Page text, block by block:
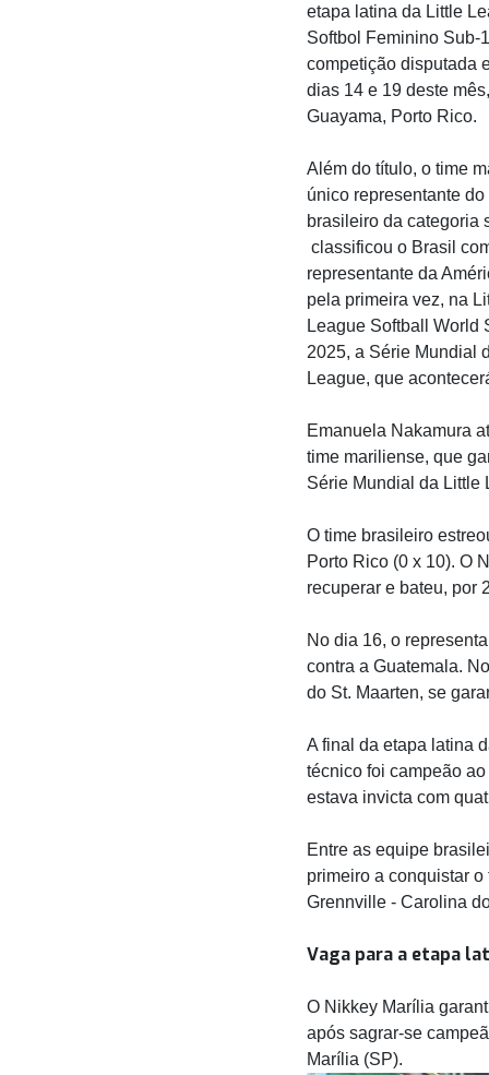
etapa latina da Little
Softbol Feminino Sub-
competição disputada
dias 14 e 19 deste
Guayama, Porto Rico.
Além do título, o time
único representante do
brasileiro da categoria
classificou o Brasil
representante da
pela primeira vez, na
League Softball World
2025, a Série Mundial
League, que
Emanuela Nakamura
time mariliense, que
Série Mundial da Little
O time brasileiro
Porto Rico (0 x 10). O
recuperar e bateu, por
No dia 16, o
contra a Guatemala.
do St. Maarten, se
A final da etapa latina
técnico foi campeão
estava invicta com
Entre as equipe
primeiro a conquistar
Grennville - Carolina
Vaga para a etapa
O Nikkey Marília
após sagrar-se
Marília (SP).